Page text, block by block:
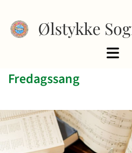
Ølstykke
Fredagssang